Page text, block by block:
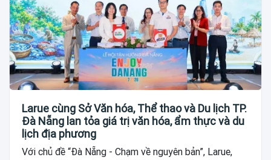
Larue cùng Sở Văn hóa, Thể thao và Du lịch TP.
Đà Nẵng lan tỏa giá trị văn hóa, ẩm thực và du
lịch địa phương
Với chủ đề “Đà Nẵng - Chạm về nguyên bản”, Larue,